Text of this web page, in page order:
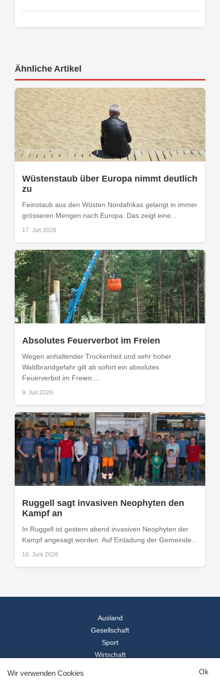
Ähnliche Artikel
Wüstenstaub über Europa nimmt deutlich
zu
Feinstaub aus den Wüsten Nordafrikas gelangt in immer
grösseren Mengen nach Europa. Das zeigt eine...
17. Juli 2026
Absolutes Feuerverbot im Freien
Wegen anhaltender Trockenheit und sehr hoher
Waldbrandgefahr gilt ab sofort ein absolutes
Feuerverbot im Freien....
9. Juli 2026
Ruggell sagt invasiven Neophyten den
Kampf an
In Ruggell ist gestern abend invasiven Neophyten der
Kampf angesagt worden. Auf Einladung der Gemeinde...
16. Juni 2026
Ausland
Gesellschaft
Sport
Wirtschaft
© 2026Landesspiegel
Wir verwenden Cookies Ok